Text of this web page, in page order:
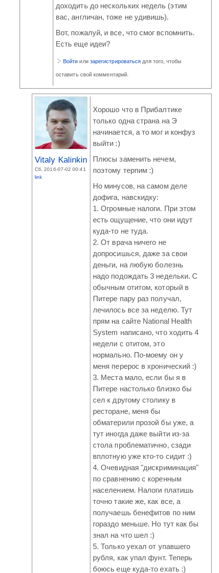
доходить до нескольких недель (этим
вас, англичан, тоже не удивишь).
Вот, пожалуй, и все, что смог вспомнить.
Есть еще идеи?
Войти или зарегистрироваться для того, чтобы
оставить свой комментарий.
Vitaly Kalinkin
Сб, 2016-07-02 00:41
link
Хорошо что в Прибалтике
только одна страна на Э
начинается, а то мог и конфуз
выйти :)
Плюсы заменить нечем,
поэтому терпим :)
Но минусов, на самом деле
дофига, навскидку:
1. Огромные налоги. При этом
есть ощущение, что они идут
куда-то не туда.
2. От врача ничего не
допросишься, даже за свои
деньги, на любую болезнь
надо подождать 3 недельки. С
обычным отитом, который в
Питере пару раз получал,
лечилось все за неделю. Тут
прям на сайте National Health
System написано, что ходить 4
недели с отитом, это
нормально. По-моему он у
меня перерос в хронический :)
3. Места мало, если бы я в
Питере настолько близко бы
сел к другому столику в
ресторане, меня бы
обматерили прозой бы уже, а
тут иногда даже выйти из-за
стола проблематично, сзади
вплотную уже кто-то сидит :)
4. Очевидная "дискриминация"
по сравнению с коренным
населением. Налоги платишь
точно такие же, как все, а
получаешь бенефитов по ним
гораздо меньше. Но тут как бы
знал на что шел :)
5. Только уехал от упавшего
рубля, как упал фунт. Теперь
боюсь еще куда-то ехать :)